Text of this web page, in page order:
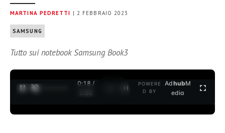
MARTINA PEDRETTI | 2 FEBBRAIO 2023
SAMSUNG
Tutto sui notebook Samsung Book3
0:19 /
3:35
POWERE
D BY
AdhubM
edia